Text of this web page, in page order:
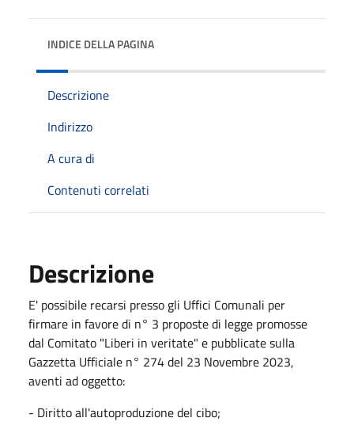
INDICE DELLA PAGINA
Descrizione
Indirizzo
A cura di
Contenuti correlati
Descrizione
E' possibile recarsi presso gli Uffici Comunali per
firmare in favore di n° 3 proposte di legge promosse
dal Comitato "Liberi in veritate" e pubblicate sulla
Gazzetta Ufficiale n° 274 del 23 Novembre 2023,
aventi ad oggetto:
- Diritto all'autoproduzione del cibo;